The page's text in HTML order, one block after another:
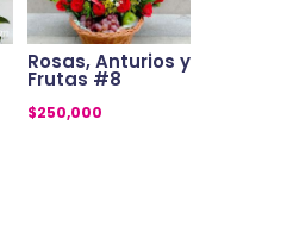
Rosas, Anturios y
Frutas #8
$250,000